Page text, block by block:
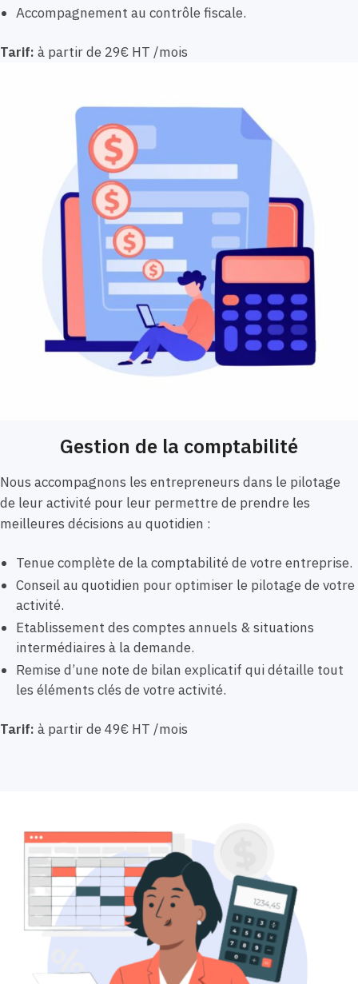
Accompagnement au contrôle fiscale.
Tarif: à partir de 29€ HT /mois
Gestion de la comptabilité
Nous accompagnons les entrepreneurs dans le pilotage
de leur activité pour leur permettre de prendre les
meilleures décisions au quotidien :
Tenue complète de la comptabilité de votre entreprise.
Conseil au quotidien pour optimiser le pilotage de votre
activité.
Etablissement des comptes annuels & situations
intermédiaires à la demande.
Remise d’une note de bilan explicatif qui détaille tout
les éléments clés de votre activité.
Tarif: à partir de 49€ HT /mois